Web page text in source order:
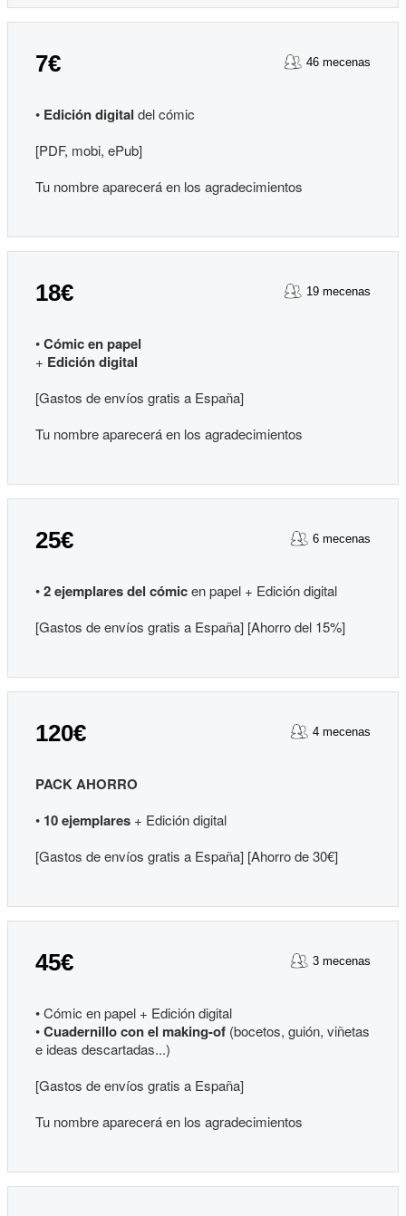
7€ 46 mecenas
• Edición digital del cómic
[PDF, mobi, ePub]
Tu nombre aparecerá en los agradecimientos
18€ 19 mecenas
•Cómic en papel
+ Edición digital
[Gastos de envíos gratis a España]
Tu nombre aparecerá en los agradecimientos
25€ 6 mecenas
•2 ejemplares del cómicen papel + Edición digital
[Gastos de envíos gratis a España] [Ahorro del 15%]
120€ 4 mecenas
PACK AHORRO
• 10 ejemplares + Edición digital
[Gastos de envíos gratis a España] [Ahorro de 30€]
45€ 3 mecenas
• Cómic en papel + Edición digital
•Cuadernillo con el making-of (bocetos, guión, viñetas
e ideas descartadas...)
[Gastos de envíos gratis a España]
Tu nombre aparecerá en los agradecimientos